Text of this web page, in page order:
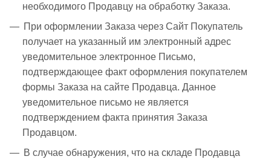
необходимого Продавцу на обработку Заказа.
При оформлении Заказа через Сайт Покупатель
получает на указанный им электронный адрес
уведомительное электронное Письмо,
подтверждающее факт оформления покупателем
формы Заказа на сайте Продавца. Данное
уведомительное письмо не является
подтверждением факта принятия Заказа
Продавцом.
В случае обнаружения, что на складе Продавца